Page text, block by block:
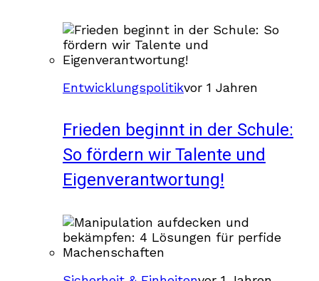
Entwicklungspolitikvor 1 Jahren
Frieden beginnt in der Schule:
So fördern wir Talente und
Eigenverantwortung!